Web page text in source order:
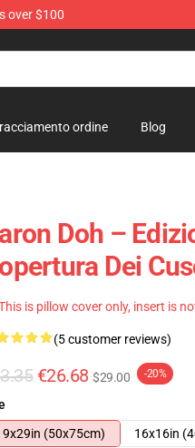
over $100
ordine Blog
Doh –
Dei
is pillow cover only, insert is
(5 customer reviews)
€26.68 $29.00 -20%
(50x75cm)
16x16in